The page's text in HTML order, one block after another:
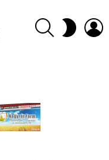
SEARCH SWITCH
SKIN